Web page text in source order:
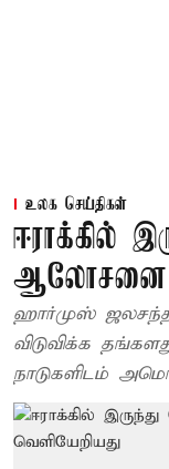
உலக செய்திகள்
ஈராக்கில்
ஆலோசனை
ஹார்முஸ்
விடுவிக்க
நாடுகளிடம்